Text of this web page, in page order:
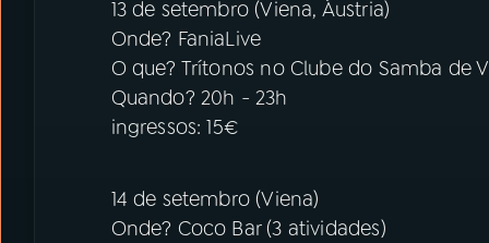
13 de setembro (Viena, Áustria)
Onde? FaniaLive
O que? Trítonos no Clube do Samba de
Quando? 20h - 23h
ingressos: 15€
14 de setembro (Viena)
Onde? Coco Bar (3 atividades)